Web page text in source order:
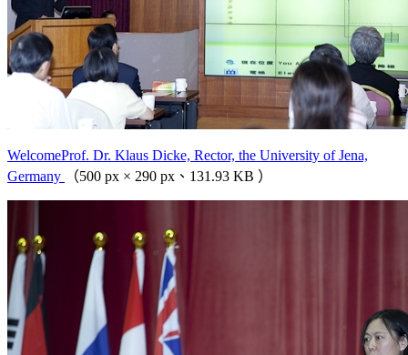
WelcomeProf. Dr. Klaus Dicke, Rector, the University of Jena,
Germany
（500 px × 290 px、131.93 KB ）